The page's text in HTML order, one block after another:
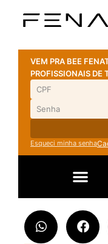
VEM PRA BEE
PROFISSIONAIS DE
Esqueci minha senha